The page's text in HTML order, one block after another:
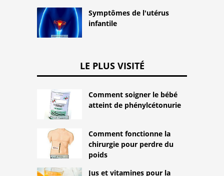
Symptômes de l'utérus
infantile
LE PLUS VISITÉ
Comment soigner le bébé
atteint de phénylcétonurie
Comment fonctionne la
chirurgie pour perdre du
poids
Jus et vitamines pour la